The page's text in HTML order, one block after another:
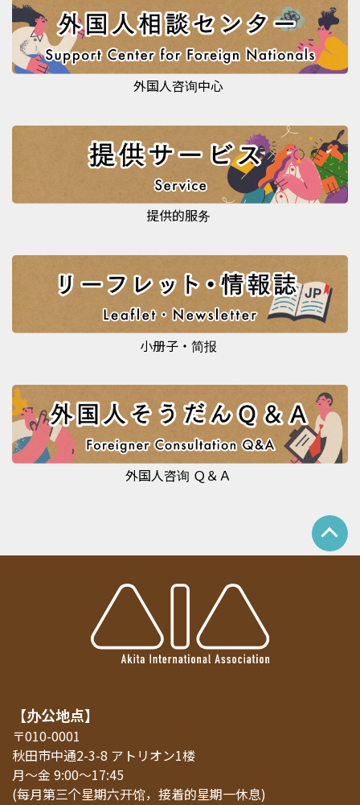
外国人咨询中心
提供的服务
小册子・简报
外国人咨询 Ｑ＆Ａ
【办公地点】
〒010-0001
秋田市中通2-3-8 アトリオン1楼
月～金 9:00～17:45
(每月第三个星期六开馆，接着的星期一休息)